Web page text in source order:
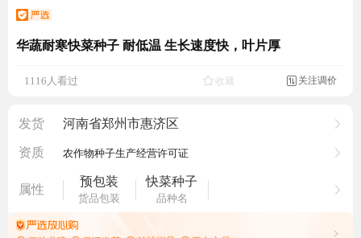
华蔬耐寒快菜种子 耐低温 生长速度快，叶片厚
1116人看过
 收藏 关注调价
发货 河南省郑州市惠济区
资质 农作物种子生产经营许可证
属性
预包装
货品包装
快菜种子
品种名